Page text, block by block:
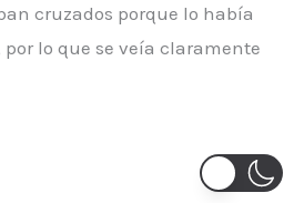
cruzados porque lo había
lo que se veía claramente